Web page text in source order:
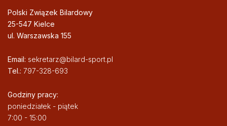
Polski Związek Bilardowy
25-547 Kielce
ul. Warszawska 155
Email: sekretarz@bilard-sport.pl
Tel.: 797-328-693
Godziny pracy:
poniedziałek - piątek
7:00 - 15:00